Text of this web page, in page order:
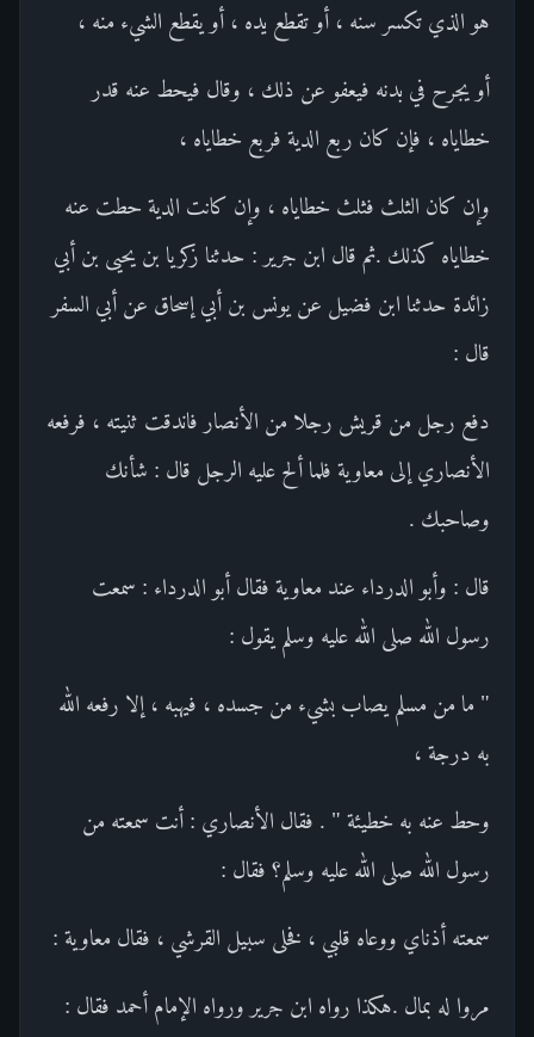
هو الذي تكسر سنه ، أو تقطع يده ، أو يقطع الشيء منه ،
أو يجرح في بدنه فيعفو عن ذلك ، وقال فيحط عنه قدر
خطاياه ، فإن كان ربع الدية فربع خطاياه ،
وإن كان الثلث فثلث خطاياه ، وإن كانت الدية حطت عنه
خطاياه كذلك .ثم قال ابن جرير : حدثنا زكريا بن يحيى بن أبي
زائدة حدثنا ابن فضيل عن يونس بن أبي إسحاق عن أبي السفر
قال :
دفع رجل من قريش رجلا من الأنصار فاندقت ثنيته ، فرفعه
الأنصاري إلى معاوية فلما ألح عليه الرجل قال : شأنك
وصاحبك .
قال : وأبو الدرداء عند معاوية فقال أبو الدرداء : سمعت
رسول الله صلى الله عليه وسلم يقول :
" ما من مسلم يصاب بشيء من جسده ، فيهبه ، إلا رفعه الله
به درجة ،
وحط عنه به خطيئة " . فقال الأنصاري : أنت سمعته من
رسول الله صلى الله عليه وسلم؟ فقال :
سمعته أذناي ووعاه قلبي ، فخلى سبيل القرشي ، فقال معاوية :
مروا له بمال .هكذا رواه ابن جرير ورواه الإمام أحمد فقال :